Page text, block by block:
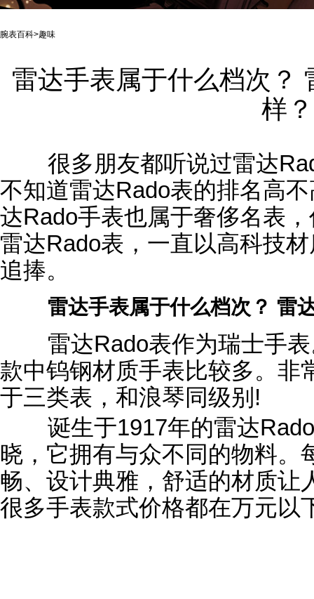
腕表百科>趣味
雷达手表属于什么档次？
样？
很多朋友都听说过雷达
不知道雷达Rado表的排名高
达Rado手表也属于奢侈名表
雷达Rado表，一直以高科技
追捧。
雷达手表属于什么档次？ 雷
雷达Rado表作为瑞士手
款中钨钢材质手表比较多。非
于三类表，和浪琴同级别!
诞生于1917年的雷达
晓，它拥有与众不同的物料。
畅、设计典雅，舒适的材质让
很多手表款式价格都在万元以